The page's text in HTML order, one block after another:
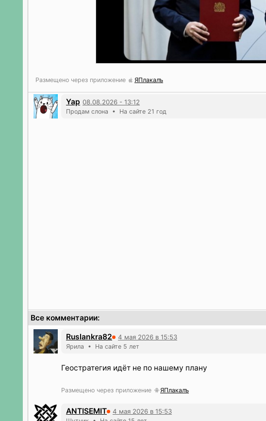
Размещено через приложение ЯПлакалъ
Yap 08.08.2026 - 13:12
Продам слона • На сайте 21 год
Все комментарии:
Ruslankra82 4 мая 2026 в 15:53
Ярила • На сайте 5 лет
Геостратегия идёт не по нашему плану
Размещено через приложение ЯПлакалъ
ANTISEMIT 4 мая 2026 в 15:53